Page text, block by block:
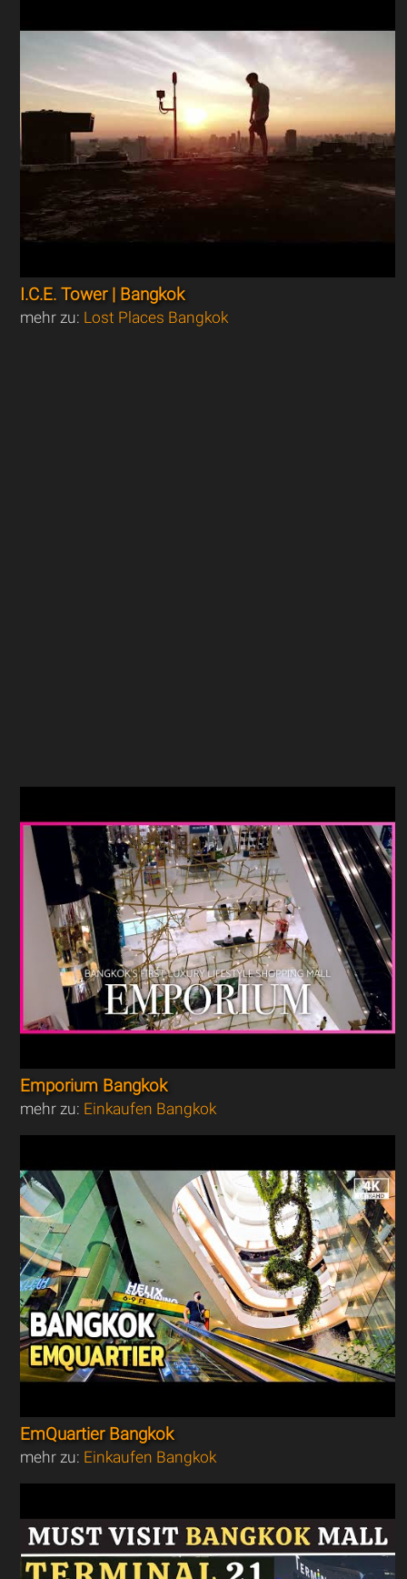
I.C.E. Tower | Bangkok
mehr zu: Lost Places Bangkok
Emporium Bangkok
mehr zu: Einkaufen Bangkok
EmQuartier Bangkok
mehr zu: Einkaufen Bangkok